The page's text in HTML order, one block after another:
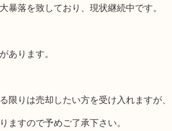
落を致しており、現状継続中です。
あります。
りは売却したい方を受け入れますが、
すので予めご了承下さい。